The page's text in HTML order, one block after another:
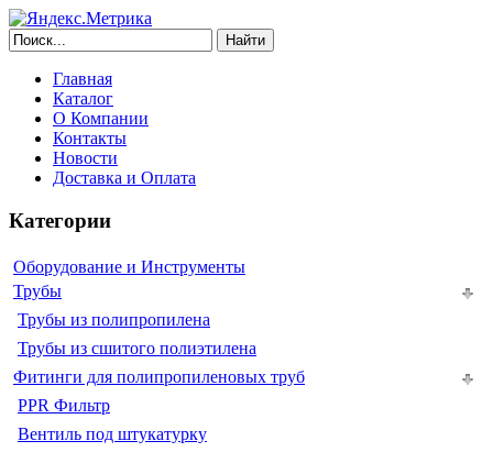
Найти
Главная
Каталог
О Компании
Контакты
Новости
Доставка и Оплата
Категории
Оборудование и Инструменты
Трубы
Трубы из полипропилена
Трубы из сшитого полиэтилена
Фитинги для полипропиленовых труб
PPR Фильтр
Вентиль под штукатурку